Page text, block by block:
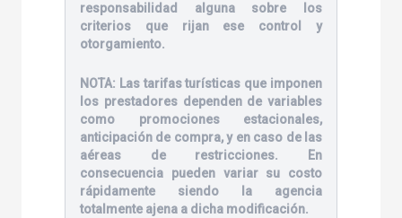
responsabilidad alguna sobre los
criterios que rijan ese control y
otorgamiento.
NOTA: Las tarifas turísticas que imponen
los prestadores dependen de variables
como promociones estacionales,
anticipación de compra, y en caso de las
aéreas de restricciones. En
consecuencia pueden variar su costo
rápidamente siendo la agencia
totalmente ajena a dicha modificación.